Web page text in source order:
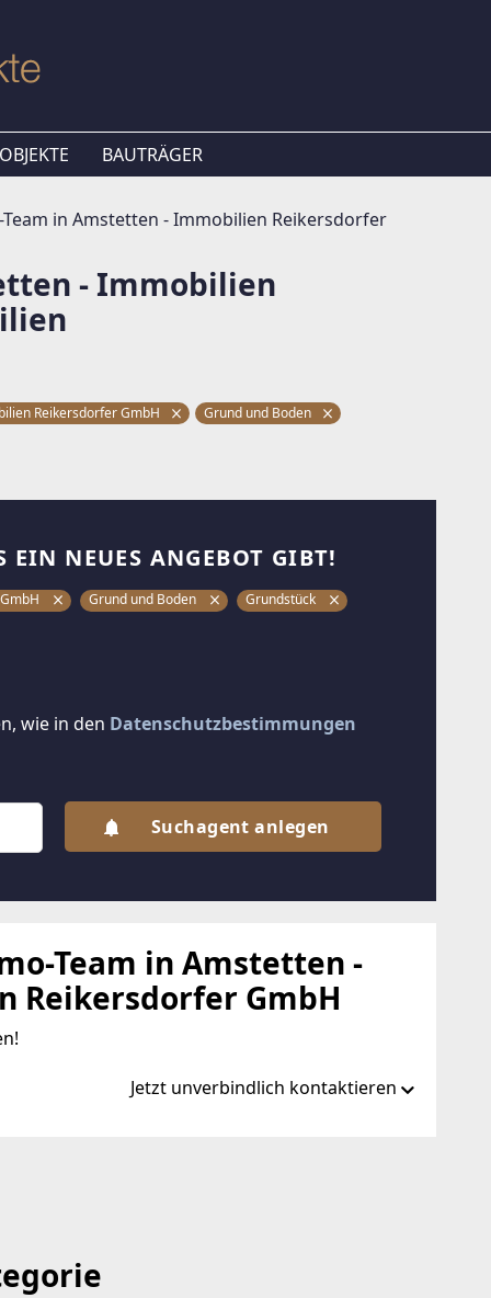
BAUTRÄGER
Team in Amstetten - Immobilien Reikersdorfer
- Immobilien
Reikersdorfer GmbH
Grund und Boden
EIN NEUES ANGEBOT GIBT!
Grund und Boden Grundstück
wie in den Datenschutzbestimmungen
Suchagent anlegen
Team in Amstetten -
Reikersdorfer GmbH
Jetzt unverbindlich kontaktieren